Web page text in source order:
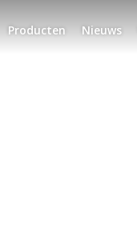
Producten Nieuws